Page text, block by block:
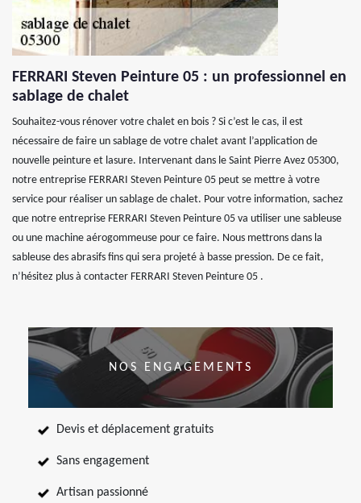
FERRARI Steven Peinture 05 : un professionnel en
sablage de chalet
Souhaitez-vous rénover votre chalet en bois ? Si c’est le cas, il est
nécessaire de faire un sablage de votre chalet avant l’application de
nouvelle peinture et lasure. Intervenant dans le Saint Pierre Avez 05300,
notre entreprise FERRARI Steven Peinture 05 peut se mettre à votre
service pour réaliser un sablage de chalet. Pour votre information, sachez
que notre entreprise FERRARI Steven Peinture 05 va utiliser une sableuse
ou une machine aérogommeuse pour ce faire. Nous mettrons dans la
sableuse des abrasifs fins qui sera projeté à basse pression. De ce fait,
n’hésitez plus à contacter FERRARI Steven Peinture 05 .
NOS ENGAGEMENTS
Devis et déplacement gratuits
Sans engagement
Artisan passionné